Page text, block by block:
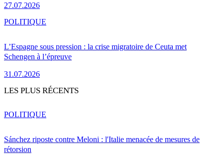
27.07.2026
L’Espagne sous pression : la crise migratoire de Ceuta met
Schengen à l’épreuve
31.07.2026
POLITIQUE
LES PLUS RÉCENTS
Sánchez riposte contre Meloni : l'Italie menacée de mesures de
rétorsion
POLITIQUE